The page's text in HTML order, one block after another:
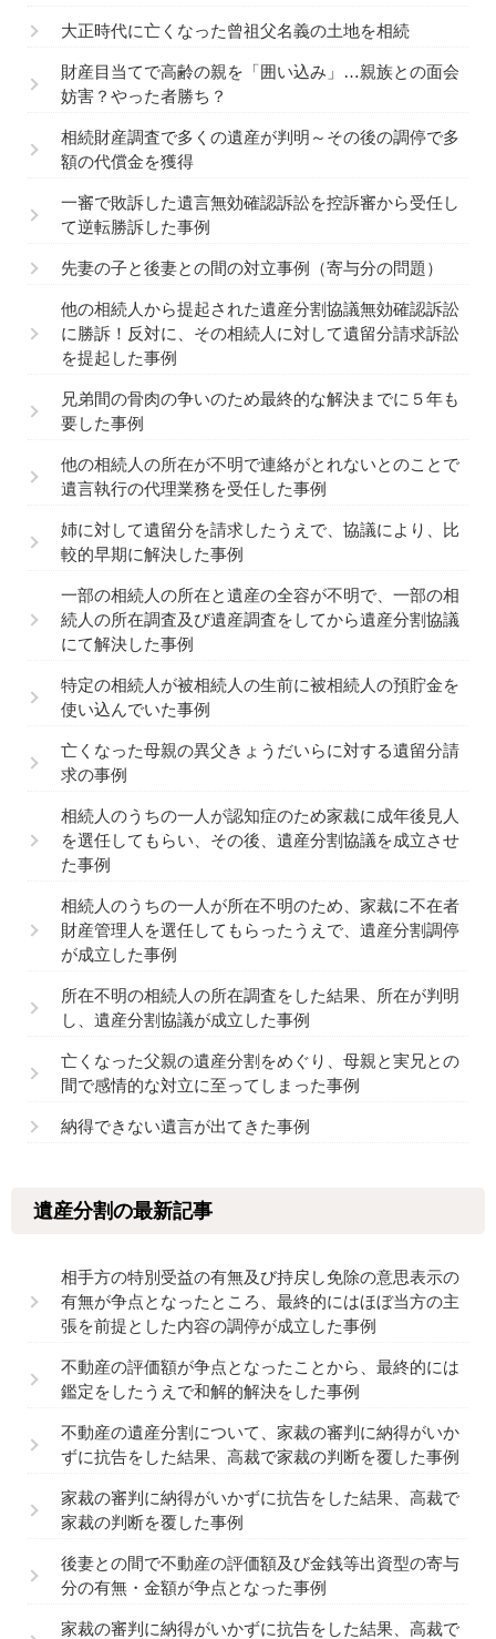
大正時代に亡くなった曾祖父名義の土地を相続
財産目当てで高齢の親を「囲い込み」…親族との面会
妨害？やった者勝ち？
相続財産調査で多くの遺産が判明～その後の調停で多
額の代償金を獲得
一審で敗訴した遺言無効確認訴訟を控訴審から受任し
て逆転勝訴した事例
先妻の子と後妻との間の対立事例（寄与分の問題）
他の相続人から提起された遺産分割協議無効確認訴訟
に勝訴！反対に、その相続人に対して遺留分請求訴訟
を提起した事例
兄弟間の骨肉の争いのため最終的な解決までに５年も
要した事例
他の相続人の所在が不明で連絡がとれないとのことで
遺言執行の代理業務を受任した事例
姉に対して遺留分を請求したうえで、協議により、比
較的早期に解決した事例
一部の相続人の所在と遺産の全容が不明で、一部の相
続人の所在調査及び遺産調査をしてから遺産分割協議
にて解決した事例
特定の相続人が被相続人の生前に被相続人の預貯金を
使い込んでいた事例
亡くなった母親の異父きょうだいらに対する遺留分請
求の事例
相続人のうちの一人が認知症のため家裁に成年後見人
を選任してもらい、その後、遺産分割協議を成立させ
た事例
相続人のうちの一人が所在不明のため、家裁に不在者
財産管理人を選任してもらったうえで、遺産分割調停
が成立した事例
所在不明の相続人の所在調査をした結果、所在が判明
し、遺産分割協議が成立した事例
亡くなった父親の遺産分割をめぐり、母親と実兄との
間で感情的な対立に至ってしまった事例
納得できない遺言が出てきた事例
遺産分割の最新記事
相手方の特別受益の有無及び持戻し免除の意思表示の
有無が争点となったところ、最終的にはほぼ当方の主
張を前提とした内容の調停が成立した事例
不動産の評価額が争点となったことから、最終的には
鑑定をしたうえで和解的解決をした事例
不動産の遺産分割について、家裁の審判に納得がいか
ずに抗告をした結果、高裁で家裁の判断を覆した事例
家裁の審判に納得がいかずに抗告をした結果、高裁で
家裁の判断を覆した事例
後妻との間で不動産の評価額及び金銭等出資型の寄与
分の有無・金額が争点となった事例
家裁の審判に納得がいかずに抗告をした結果、高裁で